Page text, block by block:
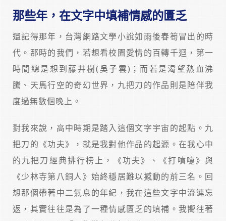
那些年，在文字中填補情感的匱乏
還記得那年，台灣網路文學小說如雨後春筍冒出的時
代。那時的我們，若想看校園愛情的百轉千迴，第一
時間總是想到藤井樹(吳子雲)；而若是渴望熱血沸
騰、天馬行空的奇幻世界，九把刀的作品則是陪伴我
度過無數個晚上。
對我來說，高中時期是踏入這個文字宇宙的起點。九
把刀的《功夫》，就是我對他作品的起源。在我心中
的九把刀經典排行榜上，《功夫》、《打噴嚏》與
《少林寺第八銅人》始終穩居難以撼動的前三名。回
想那個帶著中二氣息的年紀，我在這些文字中流連忘
返，其實往往是為了一種情感匱乏的填補。我嚮往著